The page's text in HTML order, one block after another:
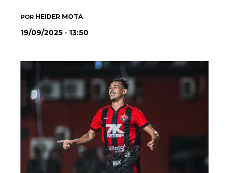
POR HEIDER MOTA
19/09/2025 · 13:50